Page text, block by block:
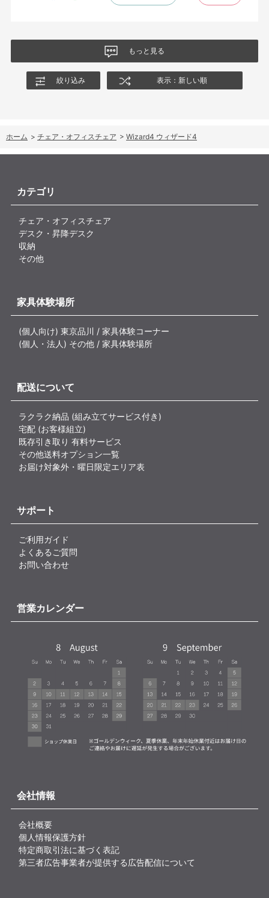
製品自体に不具合があるとは考えていませんが、少なくとも私の
ングの特性や体重による使用感の違いが、より分かりやすく案内
されることを期待します。
もっと見る
絞り込み 表示：新しい順
ホーム > チェア・オフィスチェア > Wizard4 ウィザード4
カテゴリ
チェア・オフィスチェア
デスク・昇降デスク
収納
その他
家具体験場所
(個人向け) 東京品川 / 家具体験コーナー
(個人・法人) その他 / 家具体験場所
配送について
ラクラク納品 (組み立てサービス付き)
宅配 (お客様組立)
既存引き取り 有料サービス
その他送料オプション一覧
お届け対象外・曜日限定エリア表
サポート
ご利用ガイド
よくあるご質問
お問い合わせ
営業カレンダー
会社情報
会社概要
個人情報保護方針
特定商取引法に基づく表記
第三者広告事業者が提供する広告配信について